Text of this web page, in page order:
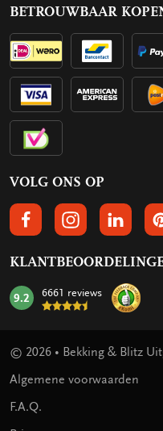
BETROUWBAAR
VOLG ONS OP
VOLGS ONS OP
VOLG ONS OP
VOLG
mark:
9.2 6661 reviews
© 2026 • Bekking & Blitz
Algemene voorwaarden
F.A.Q.